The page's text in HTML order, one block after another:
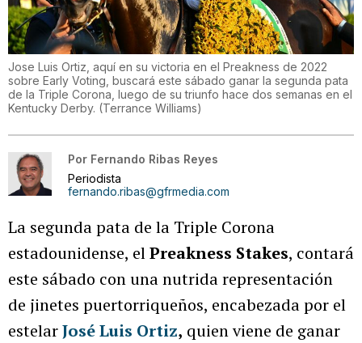
Jose Luis Ortiz, aquí en su victoria en el Preakness de 2022
sobre Early Voting, buscará este sábado ganar la segunda pata
de la Triple Corona, luego de su triunfo hace dos semanas en el
Kentucky Derby. (Terrance Williams)
Por Fernando Ribas Reyes
Periodista
fernando.ribas@gfrmedia.com
La segunda pata de la Triple Corona
estadounidense, elPreakness Stakes, contará
este sábado con una nutrida representación
de jinetes puertorriqueños, encabezada por el
estelarJosé Luis Ortiz, quien viene de ganar